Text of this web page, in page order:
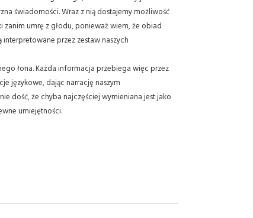
świadomości. Wraz z nią dostajemy możliwość
umrę z głodu, ponieważ wiem, że obiad
interpretowane przez zestaw naszych
łona. Każda informacja przebiega więc przez
językowe, dając narrację naszym
dość, że chyba najczęściej wymieniana jest jako
umiejętności.